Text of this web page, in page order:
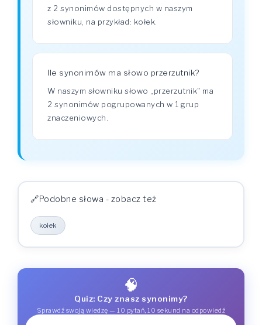
z 2 synonimów dostępnych w naszym
słowniku, na przykład: kołek.
Ile synonimów ma słowo przerzutnik?
W naszym słowniku słowo „przerzutnik" ma
2 synonimów pogrupowanych w 1 grup
znaczeniowych.
Podobne słowa - zobacz też
kołek
🧠
Quiz: Czy znasz synonimy?
Sprawdź swoją wiedzę — 10 pytań, 10 sekund na odpowiedź